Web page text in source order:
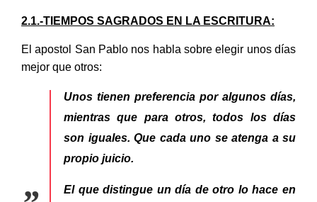
2.1.-TIEMPOS SAGRADOS EN LA ESCRITURA:
El apostol San Pablo nos habla sobre elegir unos días
mejor que otros:
Unos tienen preferencia por algunos días,
mientras que para otros, todos los días
son iguales. Que cada uno se atenga a su
propio juicio.
El que distingue un día de otro lo hace en